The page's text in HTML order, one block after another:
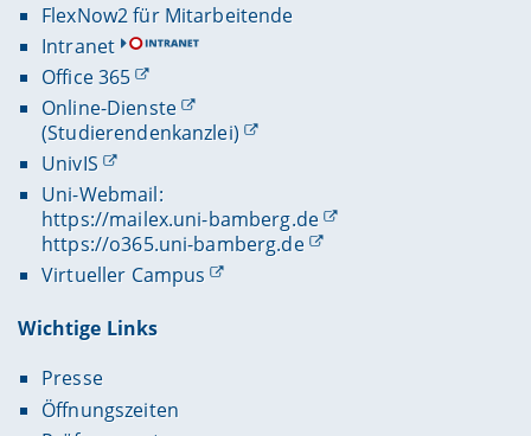
FlexNow2 für Mitarbeitende
Intranet
Office 365
Online-Dienste
(Studierendenkanzlei)
UnivIS
Uni-Webmail:
https://mailex.uni-bamberg.de
https://o365.uni-bamberg.de
Virtueller Campus
Wichtige Links
Presse
Öffnungszeiten